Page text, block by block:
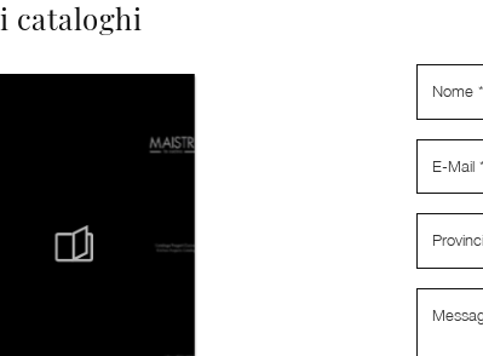
cataloghi